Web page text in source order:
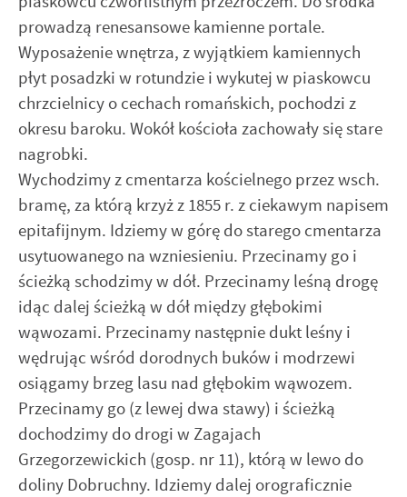
prowadzą renesansowe kamienne portale.
Wyposażenie wnętrza, z wyjątkiem kamiennych
płyt posadzki w rotundzie i wykutej w piaskowcu
chrzcielnicy o cechach romańskich, pochodzi z
okresu baroku. Wokół kościoła zachowały się stare
nagrobki.
Wychodzimy z cmentarza kościelnego przez wsch.
bramę, za którą krzyż z 1855 r. z ciekawym napisem
epitafijnym. Idziemy w górę do starego cmentarza
usytuowanego na wzniesieniu. Przecinamy go i
ścieżką schodzimy w dół. Przecinamy leśną drogę
idąc dalej ścieżką w dół między głębokimi
wąwozami. Przecinamy następnie dukt leśny i
wędrując wśród dorodnych buków i modrzewi
osiągamy brzeg lasu nad głębokim wąwozem.
Przecinamy go (z lewej dwa stawy) i ścieżką
dochodzimy do drogi w Zagajach
Grzegorzewickich (gosp. nr 11), którą w lewo do
doliny Dobruchny. Idziemy dalej orograficznie